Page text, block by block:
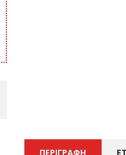
ΠΕΡΙΓΡΑΦΉ